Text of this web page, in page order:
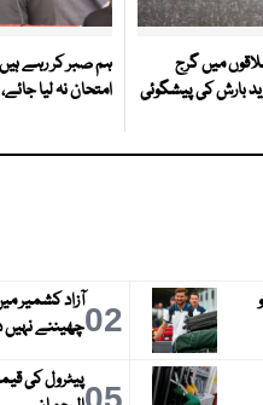
میں گرج
بارش کی پیشگوئی
ہم صبر کر رہے
امتحان نہ لیا
کو
02آزاد کشمیر
چھیننے نہیں